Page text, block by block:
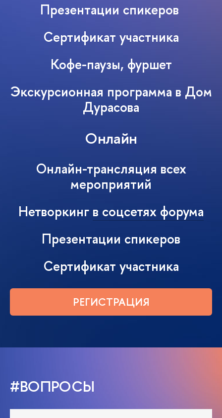
Презентации спикеров
Сертификат участника
Кофе-паузы, фуршет
Экскурсионная программа в Дом
Дурасова
Онлайн
Онлайн-трансляция всех
мероприятий
Нетворкинг в соцсетях форума
Презентации спикеров
Сертификат участника
РЕГИСТРАЦИЯ
#ВОПРОСЫ